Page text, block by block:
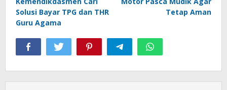
Solusi Bayar TPG dan THR
Guru Agama
Tetap Aman